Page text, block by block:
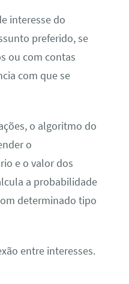
interesse do
preferido, se
ou com contas
com que se
o algoritmo do
o
e o valor dos
a probabilidade
determinado tipo
entre interesses.